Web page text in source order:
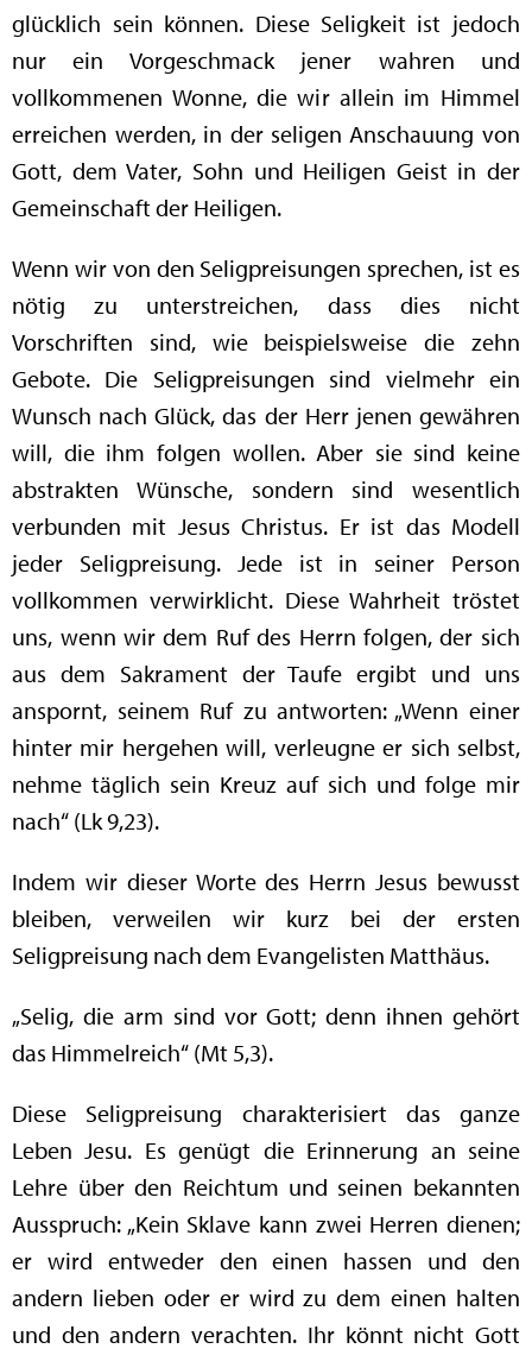
glücklich sein können. Diese Seligkeit ist jedoch
nur ein Vorgeschmack jener wahren und
vollkommenen Wonne, die wir allein im Himmel
erreichen werden, in der seligen Anschauung von
Gott, dem Vater, Sohn und Heiligen Geist in der
Gemeinschaft der Heiligen.
Wenn wir von den Seligpreisungen sprechen, ist es
nötig zu unterstreichen, dass dies nicht
Vorschriften sind, wie beispielsweise die zehn
Gebote. Die Seligpreisungen sind vielmehr ein
Wunsch nach Glück, das der Herr jenen gewähren
will, die ihm folgen wollen. Aber sie sind keine
abstrakten Wünsche, sondern sind wesentlich
verbunden mit Jesus Christus. Er ist das Modell
jeder Seligpreisung. Jede ist in seiner Person
vollkommen verwirklicht. Diese Wahrheit tröstet
uns, wenn wir dem Ruf des Herrn folgen, der sich
aus dem Sakrament der Taufe ergibt und uns
anspornt, seinem Ruf zu antworten: „Wenn einer
hinter mir hergehen will, verleugne er sich selbst,
nehme täglich sein Kreuz auf sich und folge mir
nach“ (Lk 9,23).
Indem wir dieser Worte des Herrn Jesus bewusst
bleiben, verweilen wir kurz bei der ersten
Seligpreisung nach dem Evangelisten Matthäus.
„Selig, die arm sind vor Gott; denn ihnen gehört
das Himmelreich“ (Mt 5,3).
Diese Seligpreisung charakterisiert das ganze
Leben Jesu. Es genügt die Erinnerung an seine
Lehre über den Reichtum und seinen bekannten
Ausspruch: „Kein Sklave kann zwei Herren dienen;
er wird entweder den einen hassen und den
andern lieben oder er wird zu dem einen halten
und den andern verachten. Ihr könnt nicht Gott